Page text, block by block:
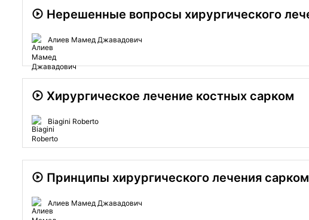
Нерешенные вопросы хирургического
Алиев Мамед Джавадович
Хирургическое лечение костных сарком
Biagini Roberto
Принципы хирургического лечения
Алиев Мамед Джавадович